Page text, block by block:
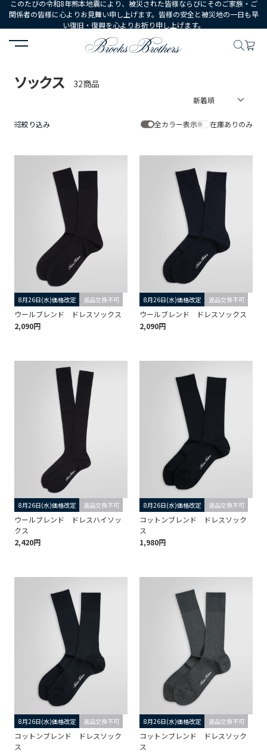
このたびの令和8年熊本地震により、被災された皆様ならびにそのご家族・ご
関係者の皆様に心よりお見舞い申し上げます。皆様の安全と被災地の一日も早
い復旧・復興を心よりお祈り申し上げます。
HOME シューズ・アクセサリー ソックス
ソックス 32商品
絞り込み 全カラー表示 在庫ありのみ
8月26日(水)価格改定 返品交換不可
ウールブレンド ドレスソックス
2,090円
8月26日(水)価格改定 返品交換不可
ウールブレンド ドレスソックス
2,090円
8月26日(水)価格改定 返品交換不可
ウールブレンド ドレスハイソッ
クス
2,420円
8月26日(水)価格改定 返品交換不可
コットンブレンド ドレスソック
ス
1,980円
8月26日(水)価格改定 返品交換不可
コットンブレンド ドレスソック
ス
8月26日(水)価格改定 返品交換不可
コットンブレンド ドレスソック
ス